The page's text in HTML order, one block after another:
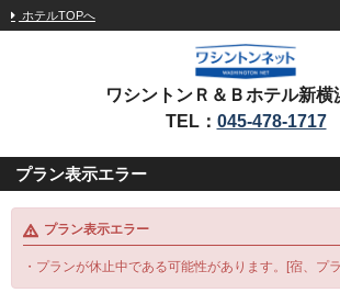
ホテルTOPへ
ワシントンＲ＆Ｂホテル新横
TEL： 045-478-1717
プラン表示エラー
プラン表示エラー
・プランが休止中である可能性があります。[宿、プ